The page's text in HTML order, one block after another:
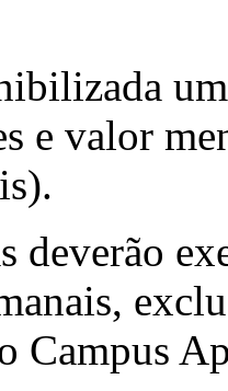
e valor
deverão
Campus